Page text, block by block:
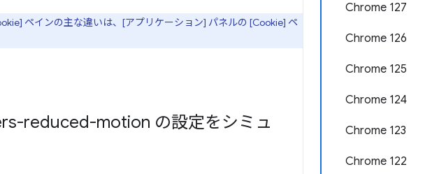
Chrome 127
Chrome 126
Chrome 125
Chrome 124
Chrome 123
Chrome 122
ペインの主な違いは、[アプリケーション] パネルの [Cookie] ペ
reduced-motion の設定をシミュ